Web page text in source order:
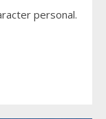
personal.